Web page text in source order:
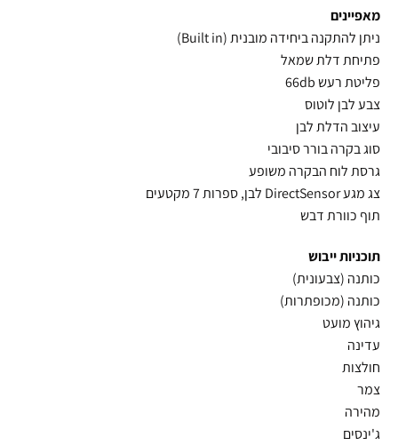
מאפיינים
ניתן להתקנה ביחידה מובנית (Built in)
פתיחת דלת שמאל
פליטת רעש 66db
צבע לבן לוטוס
עיצוב הדלת לבן
סוג בקרה בורר סיבובי
גרסת לוח הבקרה משופע
צג מגע DirectSensor לבן, ספרות 7 מקטעים
תוף כוורת דבש
תוכניות ייבוש
כותנה (צבעונית)
כותנה (מכופתרות)
גיהוץ מועט
עדינה
חולצות
צמר
מהירה
ג'ינסים